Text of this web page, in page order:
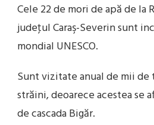
Cele 22 de mori de apă de la
judeţul Caraş-Severin sunt
mondial UNESCO.
Sunt vizitate anual de mii de
străini, deoarece acestea se
de cascada Bigăr.